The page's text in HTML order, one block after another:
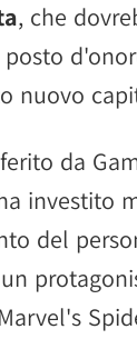
, che
nuovo
da
investito
del